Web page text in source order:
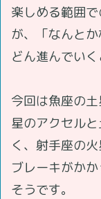
楽しめる範囲
が、「なんと
どん進んでいく
今回は魚座の
星のアクセル
く、射手座の
ブレーキがか
そうです。